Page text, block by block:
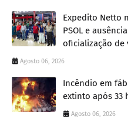
Expedito Netto
PSOL e
oficialização de
Agosto 06, 2026
Incêndio em
extinto após 33
Agosto 06, 2026